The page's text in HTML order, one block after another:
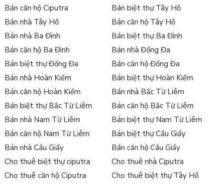
Bán căn hộ Ciputra
Bán biệt thự Tây Hồ
Bán nhà Tây Hồ
Bán căn hộ Tây Hồ
Bán nhà Ba Đình
Bán biệt thự Ba Đình
Bán căn hộ Ba Đình
Bán nhà Đống Đa
Bán biệt thự Đống Đa
Bán căn hộ Đống Đa
Bán nhà Hoàn Kiếm
Bán biệt thự Hoàn Kiếm
Bán căn hộ Hoàn Kiếm
Bán nhà Bắc Từ Liêm
Bán biệt thự Bắc Từ Liêm
Bán căn hộ Bắc Từ Liêm
Bán nhà Nam Từ Liêm
Bán biệt thự Nam Từ Liêm
Bán căn hộ Nam Từ Liêm
Bán biệt thự Cầu Giấy
Bán nhà Cầu Giấy
Bán căn hộ Cầu Giấy
Cho thuê biệt thự ciputra
Cho thuê nhà Ciputra
Cho thuê căn hộ Ciputra
Cho thuê biệt thự Tây Hồ